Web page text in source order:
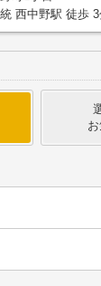
西中野駅 徒歩 3